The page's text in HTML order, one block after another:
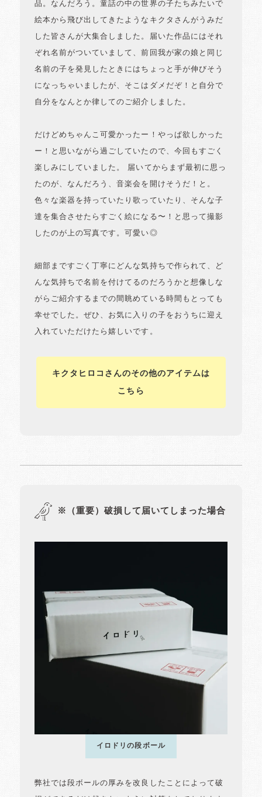
品。なんだろう。童話の中の世界の子たちみたいで
絵本から飛び出してきたようなキクタさんがうみだ
した皆さんが大集合しました。届いた作品にはそれ
ぞれ名前がついていまして、前回我が家の娘と同じ
名前の子を発見したときにはちょっと手が伸びそう
になっちゃいましたが、そこはダメだぞ！と自分で
自分をなんとか律してのご紹介しました。
だけどめちゃんこ可愛かったー！やっぱ欲しかった
ー！と思いながら過ごしていたので、今回もすごく
楽しみにしていました。 届いてからまず最初に思っ
たのが、なんだろう、音楽会を開けそうだ！と。
色々な楽器を持っていたり歌っていたり、そんな子
達を集合させたらすごく絵になる〜！と思って撮影
したのが上の写真です。可愛い◎
細部まですごく丁寧にどんな気持ちで作られて、ど
んな気持ちで名前を付けてるのだろうかと想像しな
がらご紹介するまでの間眺めている時間もとっても
幸せでした。ぜひ、お気に入りの子をおうちに迎え
入れていただけたら嬉しいです。
キクタヒロコさんのその他のアイテムは
こちら
※（重要）破損して届いてしまった場合
イロドリの段ボール
弊社では段ボールの厚みを改良したことによって破